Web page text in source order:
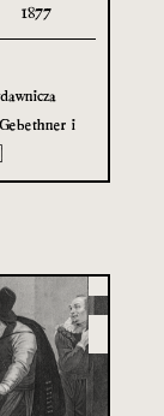
1877
i